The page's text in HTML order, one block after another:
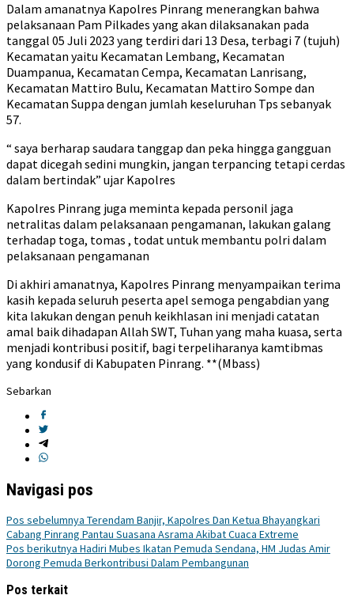
Dalam amanatnya Kapolres Pinrang menerangkan bahwa
pelaksanaan Pam Pilkades yang akan dilaksanakan pada
tanggal 05 Juli 2023 yang terdiri dari 13 Desa, terbagi 7 (tujuh)
Kecamatan yaitu Kecamatan Lembang, Kecamatan
Duampanua, Kecamatan Cempa, Kecamatan Lanrisang,
Kecamatan Mattiro Bulu, Kecamatan Mattiro Sompe dan
Kecamatan Suppa dengan jumlah keseluruhan Tps sebanyak
57.
“ saya berharap saudara tanggap dan peka hingga gangguan
dapat dicegah sedini mungkin, jangan terpancing tetapi cerdas
dalam bertindak” ujar Kapolres
Kapolres Pinrang juga meminta kepada personil jaga
netralitas dalam pelaksanaan pengamanan, lakukan galang
terhadap toga, tomas , todat untuk membantu polri dalam
pelaksanaan pengamanan
Di akhiri amanatnya, Kapolres Pinrang menyampaikan terima
kasih kepada seluruh peserta apel semoga pengabdian yang
kita lakukan dengan penuh keikhlasan ini menjadi catatan
amal baik dihadapan Allah SWT, Tuhan yang maha kuasa, serta
menjadi kontribusi positif, bagi terpeliharanya kamtibmas
yang kondusif di Kabupaten Pinrang. **(Mbass)
Sebarkan
Navigasi pos
Pos sebelumnya Terendam Banjir, Kapolres Dan Ketua Bhayangkari
Cabang Pinrang Pantau Suasana Asrama Akibat Cuaca Extreme
Pos berikutnya Hadiri Mubes Ikatan Pemuda Sendana, HM Judas Amir
Dorong Pemuda Berkontribusi Dalam Pembangunan
Pos terkait